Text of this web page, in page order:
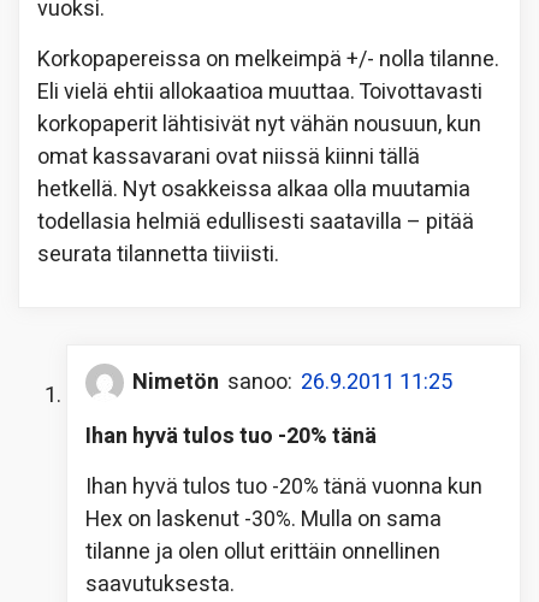
vuoksi.
Korkopapereissa on melkeimpä +/- nolla tilanne.
Eli vielä ehtii allokaatioa muuttaa. Toivottavasti
korkopaperit lähtisivät nyt vähän nousuun, kun
omat kassavarani ovat niissä kiinni tällä
hetkellä. Nyt osakkeissa alkaa olla muutamia
todellasia helmiä edullisesti saatavilla – pitää
seurata tilannetta tiiviisti.
Nimetön sanoo: 26.9.2011 11:25
Ihan hyvä tulos tuo -20% tänä
Ihan hyvä tulos tuo -20% tänä vuonna kun
Hex on laskenut -30%. Mulla on sama
tilanne ja olen ollut erittäin onnellinen
saavutuksesta.